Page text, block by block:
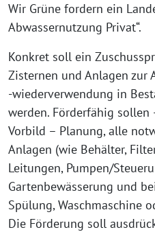
Wir Grüne fordern ein
Abwassernutzung Privat“.
Konkret soll ein
Zisternen und Anlagen zur
-wiederverwendung in
werden. Förderfähig
Vorbild – Planung, alle
Anlagen (wie Behälter,
Leitungen, Pumpen/
Gartenbewässerung und
Spülung, Waschmaschine
Die Förderung soll